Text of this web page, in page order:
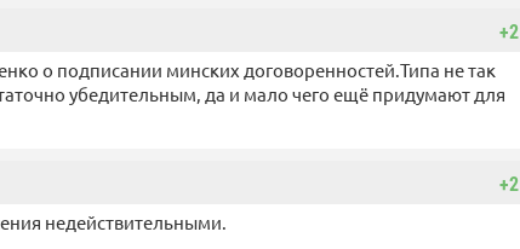
+2
о подписании минских договоренностей.Типа не так
убедительным, да и мало чего ещё придумают для
+2
недействительными.